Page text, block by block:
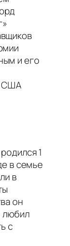
и его
США
1
в семье
в
он
любил
с